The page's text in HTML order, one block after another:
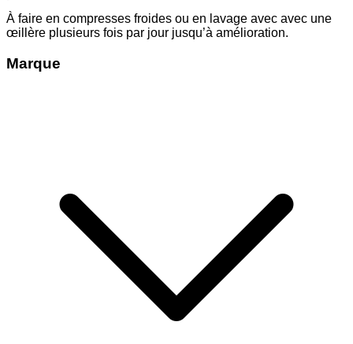
À faire en compresses froides ou en lavage avec avec une
œillère plusieurs fois par jour jusqu’à amélioration.
Marque